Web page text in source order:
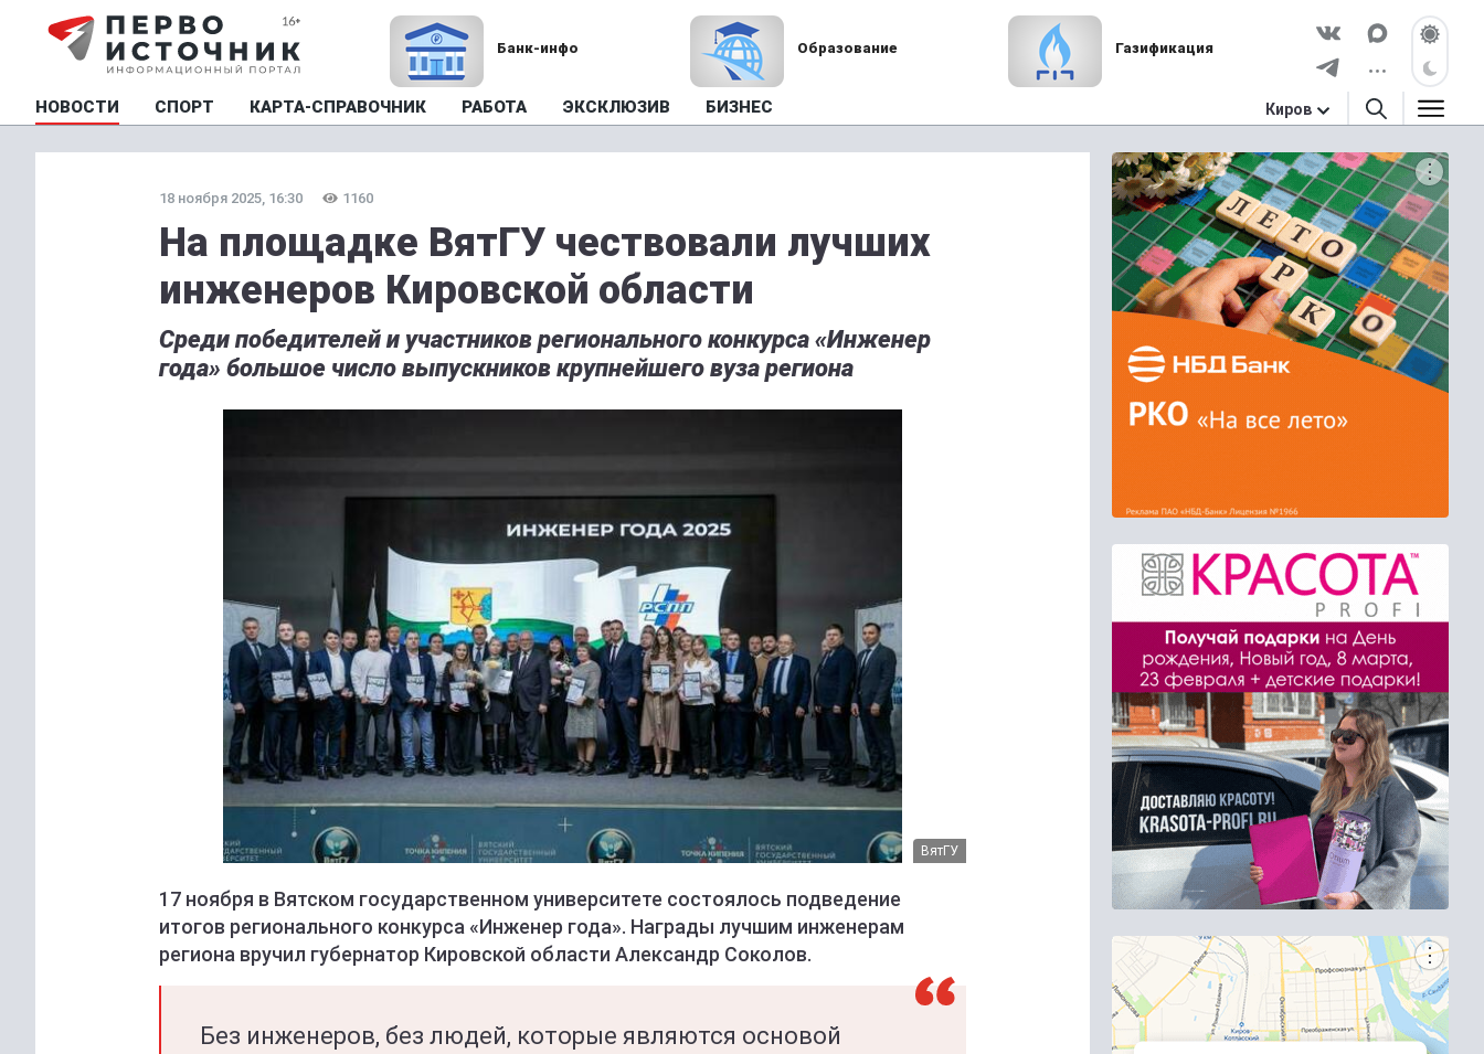
Банк-инфо Образование Газификация
НОВОСТИ СПОРТ КАРТА-СПРАВОЧНИК РАБОТА ЭКСКЛЮЗИВ БИЗНЕС Киров
18 ноября 2025, 16:30 1160
На площадке ВятГУ чествовали лучших
инженеров Кировской области
Среди победителей и участников регионального конкурса «Инженер
года» большое число выпускников крупнейшего вуза региона
ВятГУ
17 ноября в Вятском государственном университете состоялось подведение
итогов регионального конкурса «Инженер года». Награды лучшим инженерам
региона вручил губернатор Кировской области Александр Соколов.
Без инженеров, без людей, которые являются основой